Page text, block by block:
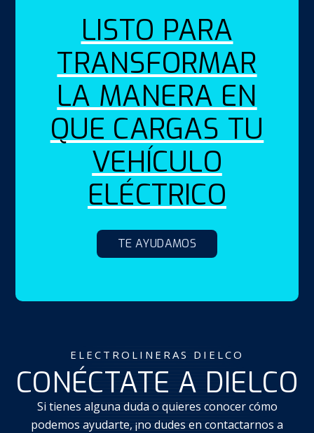
LISTO PARA
TRANSFORMAR
LA MANERA EN
QUE CARGAS TU
VEHÍCULO
ELÉCTRICO
TE AYUDAMOS
ELECTROLINERAS DIELCO
CONÉCTATE A DIELCO
Si tienes alguna duda o quieres conocer cómo
podemos ayudarte, ¡no dudes en contactarnos a